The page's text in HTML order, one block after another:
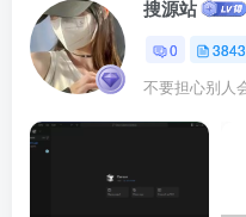
搜源站
0 3843